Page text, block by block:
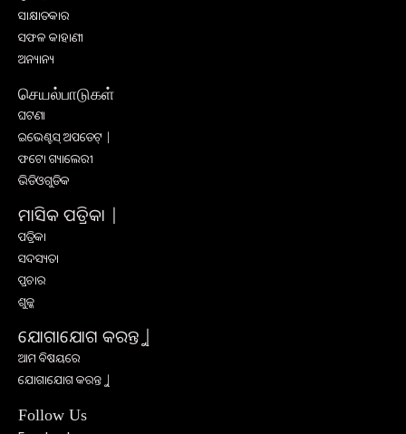
ସାକ୍ଷାତକାର
ସଫଳ କାହାଣୀ
ଅନ୍ୟାନ୍ୟ
செயல்பாடுகள்
ଘଟଣା
ଇଭେଣ୍ଟସ୍ ଅପଡେଟ୍ |
ଫଟୋ ଗ୍ୟାଲେରୀ
ଭିଡିଓଗୁଡିକ
ମାସିକ ପତ୍ରିକା |
ପତ୍ରିକା
ସଦସ୍ୟତା
ପ୍ରଚାର
ଶୁଳ୍କ
ଯୋଗାଯୋଗ କରନ୍ତୁ |
ଆମ ବିଷୟରେ
ଯୋଗାଯୋଗ କରନ୍ତୁ |
Follow Us